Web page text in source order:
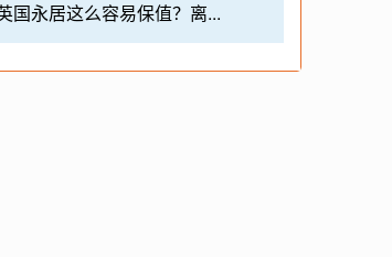
国永居这么容易保值？离...